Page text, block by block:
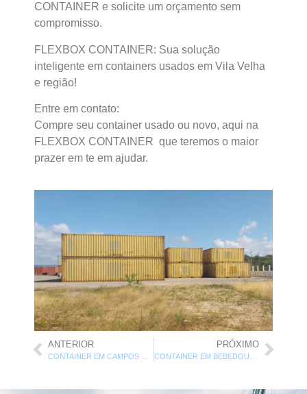
CONTAINER e solicite um orçamento sem
compromisso.
FLEXBOX CONTAINER: Sua solução
inteligente em containers usados em Vila Velha
e região!
Entre em contato:
Compre seu container usado ou novo, aqui na
FLEXBOX CONTAINER que teremos o maior
prazer em te em ajudar.
ANTERIOR PRÓXIMO